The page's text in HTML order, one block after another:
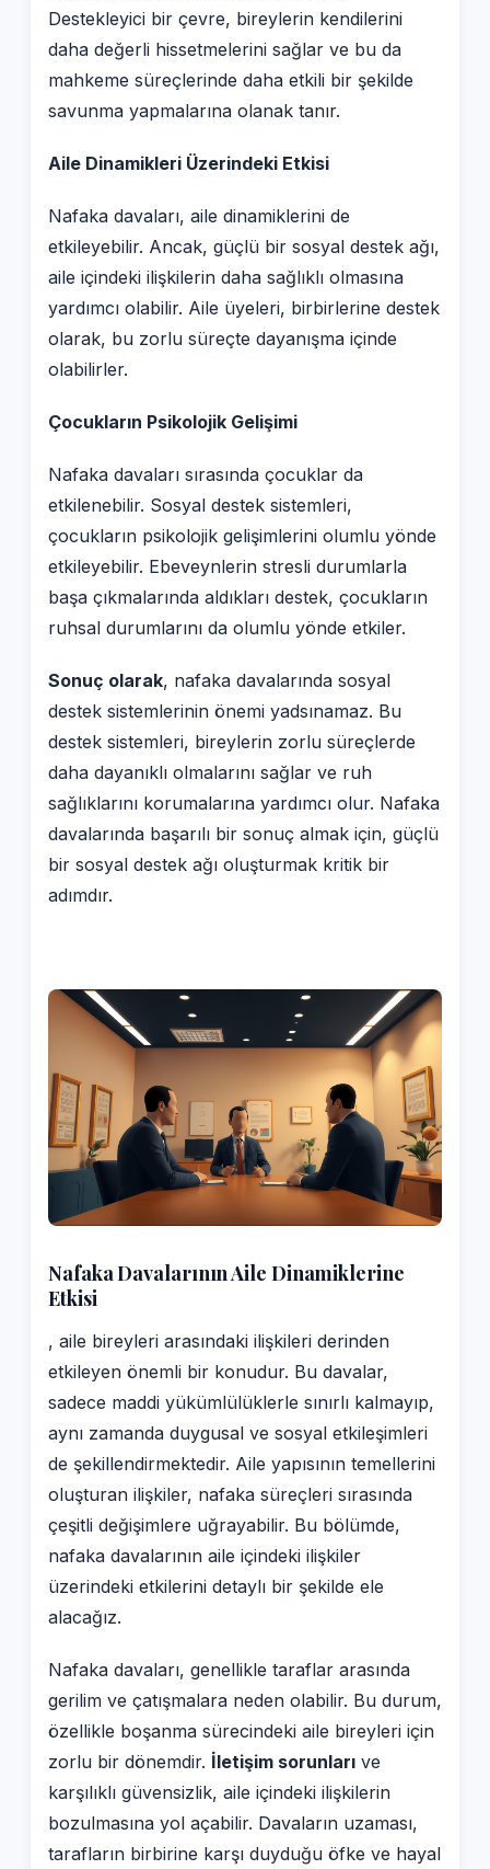
Destekleyici bir çevre, bireylerin kendilerini
daha değerli hissetmelerini sağlar ve bu da
mahkeme süreçlerinde daha etkili bir şekilde
savunma yapmalarına olanak tanır.
Aile Dinamikleri Üzerindeki Etkisi
Nafaka davaları, aile dinamiklerini de
etkileyebilir. Ancak, güçlü bir sosyal destek ağı,
aile içindeki ilişkilerin daha sağlıklı olmasına
yardımcı olabilir. Aile üyeleri, birbirlerine destek
olarak, bu zorlu süreçte dayanışma içinde
olabilirler.
Çocukların Psikolojik Gelişimi
Nafaka davaları sırasında çocuklar da
etkilenebilir. Sosyal destek sistemleri,
çocukların psikolojik gelişimlerini olumlu yönde
etkileyebilir. Ebeveynlerin stresli durumlarla
başa çıkmalarında aldıkları destek, çocukların
ruhsal durumlarını da olumlu yönde etkiler.
Sonuç olarak, nafaka davalarında sosyal
destek sistemlerinin önemi yadsınamaz. Bu
destek sistemleri, bireylerin zorlu süreçlerde
daha dayanıklı olmalarını sağlar ve ruh
sağlıklarını korumalarına yardımcı olur. Nafaka
davalarında başarılı bir sonuç almak için, güçlü
bir sosyal destek ağı oluşturmak kritik bir
adımdır.
Nafaka Davalarının Aile Dinamiklerine
Etkisi
, aile bireyleri arasındaki ilişkileri derinden
etkileyen önemli bir konudur. Bu davalar,
sadece maddi yükümlülüklerle sınırlı kalmayıp,
aynı zamanda duygusal ve sosyal etkileşimleri
de şekillendirmektedir. Aile yapısının temellerini
oluşturan ilişkiler, nafaka süreçleri sırasında
çeşitli değişimlere uğrayabilir. Bu bölümde,
nafaka davalarının aile içindeki ilişkiler
üzerindeki etkilerini detaylı bir şekilde ele
alacağız.
Nafaka davaları, genellikle taraflar arasında
gerilim ve çatışmalara neden olabilir. Bu durum,
özellikle boşanma sürecindeki aile bireyleri için
zorlu bir dönemdir. İletişim sorunları ve
karşılıklı güvensizlik, aile içindeki ilişkilerin
bozulmasına yol açabilir. Davaların uzaması,
tarafların birbirine karşı duyduğu öfke ve hayal